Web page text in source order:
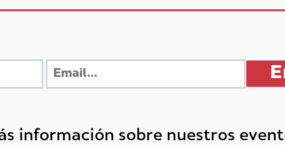
información sobre nuestros